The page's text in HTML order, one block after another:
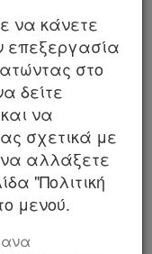
του ΟΤ 90
Ευτυχίας,
του
προς το
να κάνετε
επεξεργασία
στο
δείτε
να
σχετικά με
αλλάξετε
"Πολιτική
μενού.